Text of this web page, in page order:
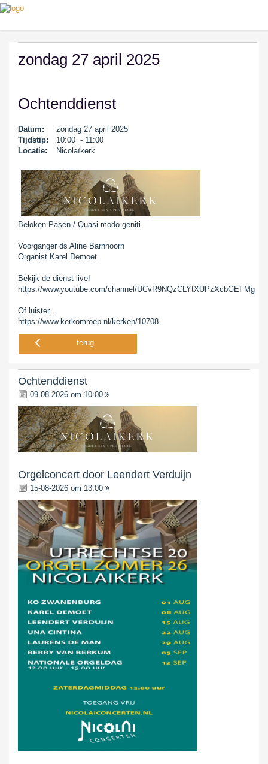
zondag 27 april 2025
Ochtenddienst
Datum:
zondag 27 april 2025
Tijdstip:
10:00 - 11:00
Locatie:
Nicolaïkerk
Beloken Pasen / Quasi modo geniti
Voorganger ds Aline Barnhoorn
Organist Karel Demoet
Bekijk de dienst live!
https://www.youtube.com/channel/UCvR9NQzCLYtXUPzXcbGEFMg
Of luister...
https://www.kerkomroep.nl/kerken/10708
terug
Ochtenddienst
09-08-2026 om 10:00
Orgelconcert door Leendert Verduijn
15-08-2026 om 13:00